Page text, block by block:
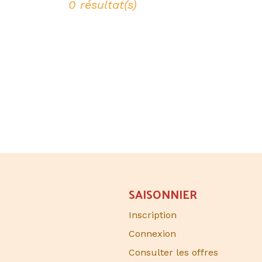
0 résultat(s)
SAISONNIER​
Inscription
Connexion
Consulter les offres